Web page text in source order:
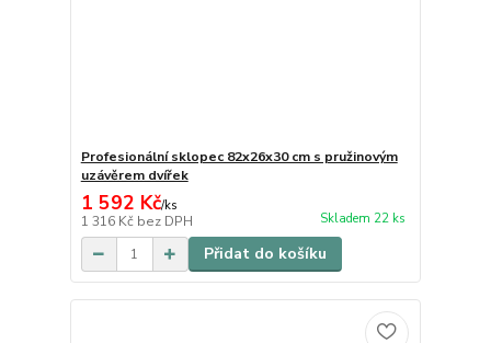
Profesionální sklopec 82x26x30 cm s pružinovým
uzávěrem dvířek
1 592 Kč/ks
1 316 Kč bez DPH Skladem 22 ks
Přidat do košíku